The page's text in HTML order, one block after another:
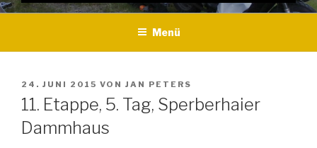
Menü
VERÖFFENTLICHT
AM
24. JUNI 2015 VON JAN PETERS
11. Etappe, 5. Tag, Sperberhaier
Dammhaus